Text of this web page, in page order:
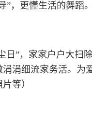
”，更懂生活的舞蹈
日”，家家户户大扫
涓涓细流家务活。为
等）